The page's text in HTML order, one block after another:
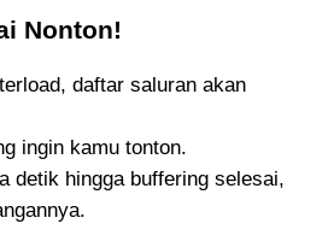
Nonton!
daftar saluran akan
ingin kamu tonton.
detik hingga buffering selesai,